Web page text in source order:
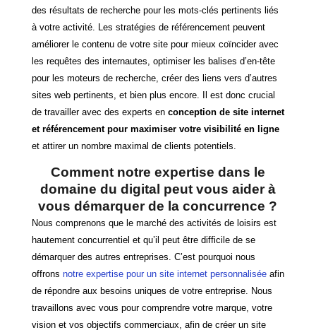
des résultats de recherche pour les mots-clés pertinents liés
à votre activité. Les stratégies de référencement peuvent
améliorer le contenu de votre site pour mieux coïncider avec
les requêtes des internautes, optimiser les balises d’en-tête
pour les moteurs de recherche, créer des liens vers d’autres
sites web pertinents, et bien plus encore. Il est donc crucial
de travailler avec des experts en conception de site internet
et référencement pour maximiser votre visibilité en ligne
et attirer un nombre maximal de clients potentiels.
Comment notre expertise dans le
domaine du digital peut vous aider à
vous démarquer de la concurrence ?
Nous comprenons que le marché des activités de loisirs est
hautement concurrentiel et qu’il peut être difficile de se
démarquer des autres entreprises. C’est pourquoi nous
offrons notre expertise pour un site internet personnaliséeafin
de répondre aux besoins uniques de votre entreprise. Nous
travaillons avec vous pour comprendre votre marque, votre
vision et vos objectifs commerciaux, afin de créer un site